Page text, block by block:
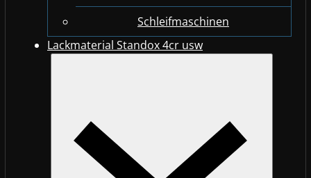
Schleifmaschinen
Lackmaterial Standox 4cr usw